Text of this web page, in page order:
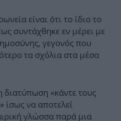
είναι ότι το ίδιο το
συντάχθηκε εν μέρει με
γεγονός που
τα σχόλια στα μέσα
διατύπωση «κάντε τους
ίσως να αποτελεί
γλώσσα παρά μια